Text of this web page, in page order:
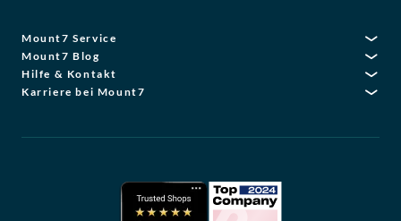
Mount7 Service
Mount7 Blog
Hilfe & Kontakt
Karriere bei Mount7